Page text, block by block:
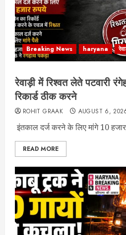
Breaking News haryana
रेवाड़ी में रिश्वत लेते पटवारी
रिकार्ड ठीक करने
ROHIT GRAAK AUGUST 6,
इंतकाल दर्ज करने के लिए मांगे 10
READ MORE